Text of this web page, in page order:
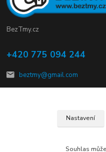
BezTmy.cz
+420 775 094 244
beztmy@gmail.com
© Copyright 2012
Nastavení
Souhlas